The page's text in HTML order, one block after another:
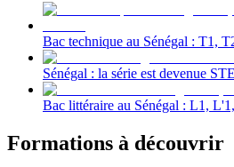
Bac technique au Sénégal : T1,
Sénégal : la série est devenue
Bac littéraire au Sénégal : L1,
Formations à découvrir